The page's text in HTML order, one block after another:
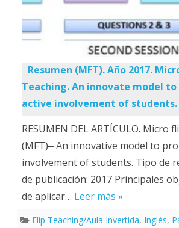
Resumen (MFT). Año 2017.
Teaching. An innovate model
active involvement of students.
RESUMEN DEL ARTÍCULO. Micro
(MFT)‒ An innovative model to
involvement of students. Tipo de
de publicación: 2017 Principales
de aplicar… Leer más »
Flip Teaching/Aula Invertida, Inglés,